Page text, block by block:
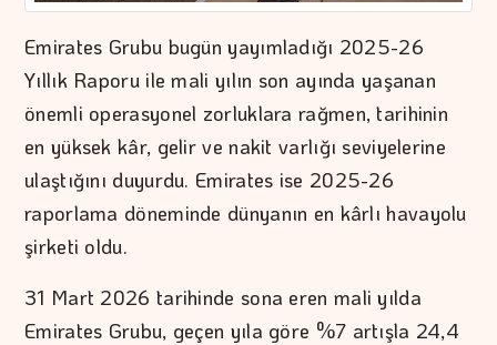
Emirates Grubu bugün yayımladığı 2025-26
Yıllık Raporu ile mali yılın son ayında yaşanan
önemli operasyonel zorluklara rağmen, tarihinin
en yüksek kâr, gelir ve nakit varlığı seviyelerine
ulaştığını duyurdu. Emirates ise 2025-26
raporlama döneminde dünyanın en kârlı havayolu
şirketi oldu.
31 Mart 2026 tarihinde sona eren mali yılda
Emirates Grubu, geçen yıla göre %7 artışla 24,4